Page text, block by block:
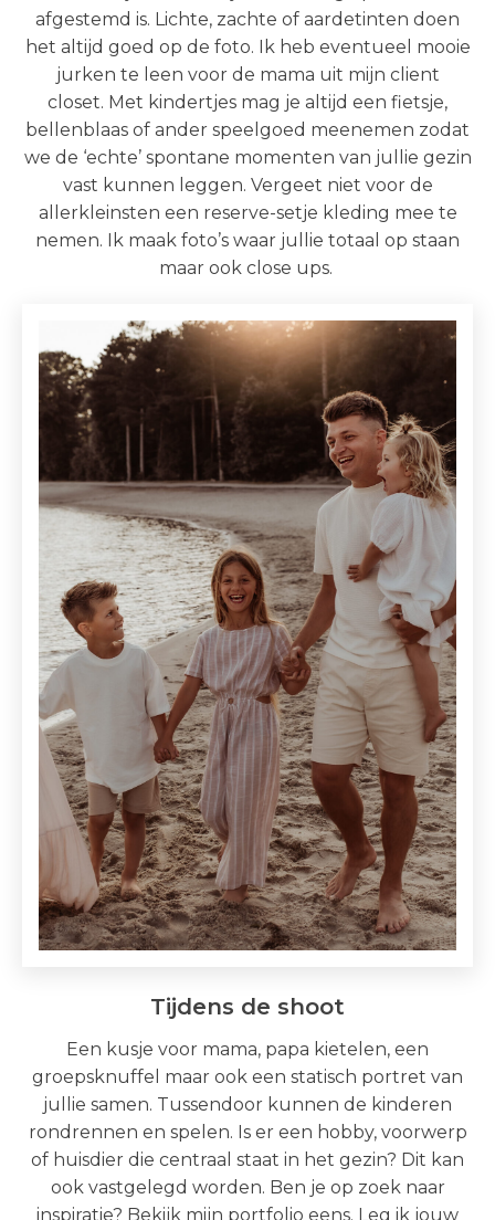
afgestemd is. Lichte, zachte of aardetinten doen
het altijd goed op de foto. Ik heb eventueel mooie
jurken te leen voor de mama uit mijn client
closet. Met kindertjes mag je altijd een fietsje,
bellenblaas of ander speelgoed meenemen zodat
we de ‘echte’ spontane momenten van jullie gezin
vast kunnen leggen. Vergeet niet voor de
allerkleinsten een reserve-setje kleding mee te
nemen. Ik maak foto’s waar jullie totaal op staan
maar ook close ups.
Tijdens de shoot
Een kusje voor mama, papa kietelen, een
groepsknuffel maar ook een statisch portret van
jullie samen. Tussendoor kunnen de kinderen
rondrennen en spelen. Is er een hobby, voorwerp
of huisdier die centraal staat in het gezin? Dit kan
ook vastgelegd worden. Ben je op zoek naar
inspiratie? Bekijk mijn portfolio eens. Leg ik jouw